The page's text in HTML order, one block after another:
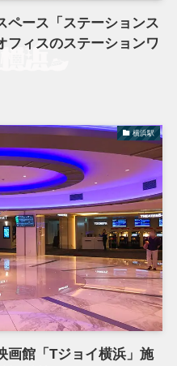
ペース「ステーションス
フィスのステーションワ
横浜駅
画館「Tジョイ横浜」施